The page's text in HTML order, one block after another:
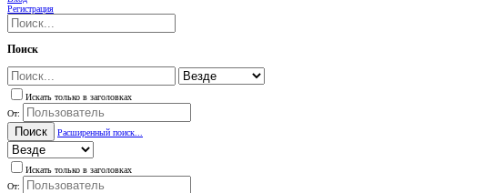
Регистрация
Поиск
Искать только в заголовках
От:
Поиск Расширенный поиск...
Искать только в заголовках
От: